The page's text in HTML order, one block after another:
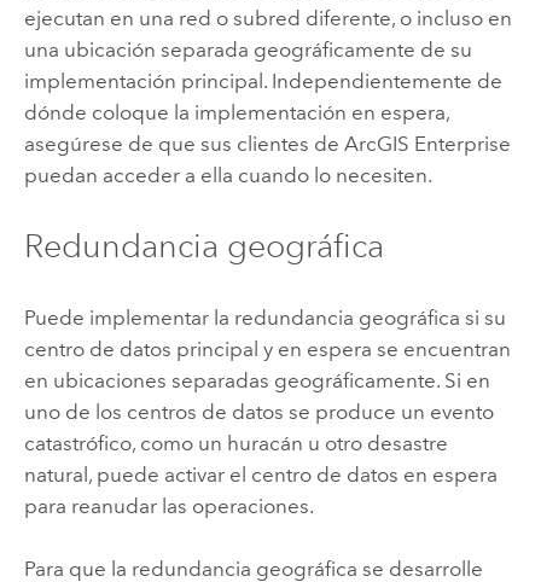
ejecutan en una red o subred diferente, o incluso en
una ubicación separada geográficamente de su
implementación principal. Independientemente de
dónde coloque la implementación en espera,
asegúrese de que sus clientes de ArcGIS Enterprise
puedan acceder a ella cuando lo necesiten.
Redundancia geográfica
Puede implementar la redundancia geográfica si su
centro de datos principal y en espera se encuentran
en ubicaciones separadas geográficamente. Si en
uno de los centros de datos se produce un evento
catastrófico, como un huracán u otro desastre
natural, puede activar el centro de datos en espera
para reanudar las operaciones.
Para que la redundancia geográfica se desarrolle